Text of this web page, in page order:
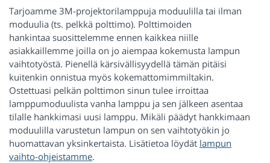
Tarjoamme 3M-projektorilamppuja moduulilla tai ilman
moduulia (ts. pelkkä polttimo). Polttimoiden
hankintaa suosittelemme ennen kaikkea niille
asiakkaillemme joilla on jo aiempaa kokemusta lampun
vaihtotyöstä. Pienellä kärsivällisyydellä tämän pitäisi
kuitenkin onnistua myös kokemattomimmiltakin.
Ostettuasi pelkän polttimon sinun tulee irroittaa
lamppumoduulista vanha lamppu ja sen jälkeen asentaa
tilalle hankkimasi uusi lamppu. Mikäli päädyt hankkimaan
moduulilla varustetun lampun on sen vaihtotyökin jo
huomattavan yksinkertaista. Lisätietoa löydät lampun
vaihto-ohjeistamme.